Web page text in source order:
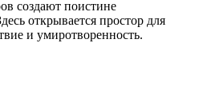
создают поистине
открывается простор для
и умиротворенность.